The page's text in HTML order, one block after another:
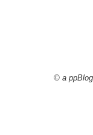
© a